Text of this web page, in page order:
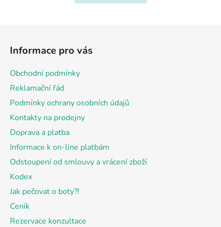
Informace pro vás
Obchodní podmínky
Reklamační řád
Podmínky ochrany osobních údajů
Kontakty na prodejny
Doprava a platba
Informace k on-line platbám
Odstoupení od smlouvy a vrácení zboží
Kodex
Jak pečovat o boty?!
Ceník
Rezervace konzultace